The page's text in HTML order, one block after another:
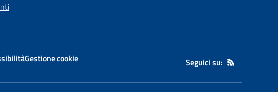
Gestione cookie Seguici su: